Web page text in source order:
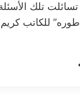
تلك
للكاتب